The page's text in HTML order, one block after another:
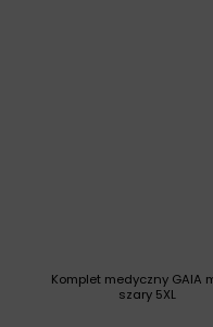
Komplet medyczny GAIA
szary 5XL